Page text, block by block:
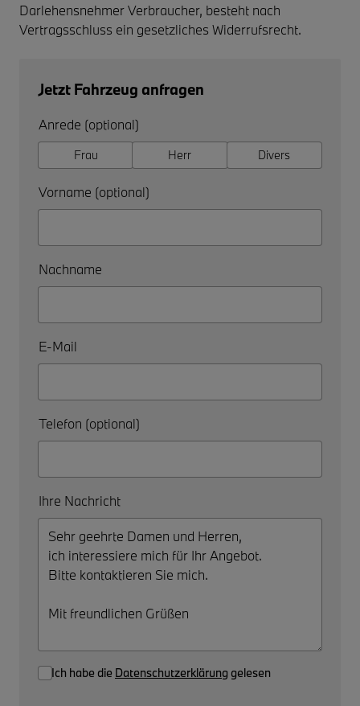
Darlehensnehmer Verbraucher, besteht nach
Vertragsschluss ein gesetzliches Widerrufsrecht.
Jetzt Fahrzeug anfragen
Anrede (optional)
Frau Herr Divers
Vorname (optional)
Nachname
E-Mail
Telefon (optional)
Ihre Nachricht
Ich habe die Datenschutzerklärung gelesen